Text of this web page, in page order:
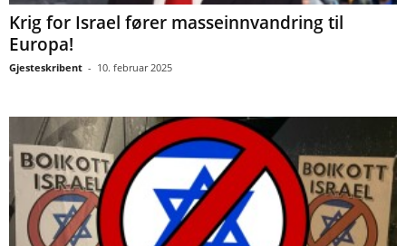
Krig for Israel fører masseinnvandring til
Europa!
Gjesteskribent - 10. februar 2025